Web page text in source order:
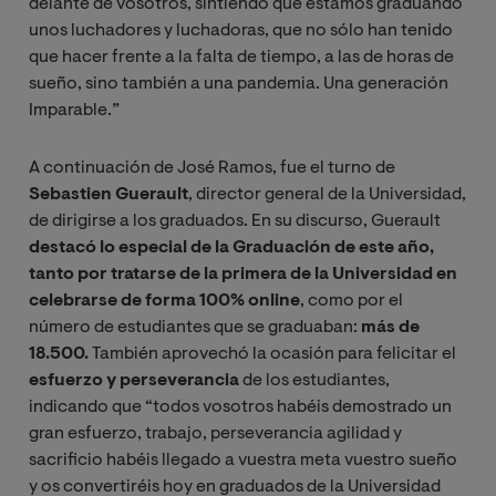
delante de vosotros, sintiendo que estamos graduando
unos luchadores y luchadoras, que no sólo han tenido
que hacer frente a la falta de tiempo, a las de horas de
sueño, sino también a una pandemia. Una generación
Imparable.”
A continuación de José Ramos, fue el turno de
Sebastien Guerault, director general de la Universidad,
de dirigirse a los graduados. En su discurso, Guerault
destacó lo especial de la Graduación de este año,
tanto por tratarse de la primera de la Universidad en
celebrarse de forma 100% online, como por el
número de estudiantes que se graduaban: más de
18.500. También aprovechó la ocasión para felicitar el
esfuerzo y perseveranciade los estudiantes,
indicando que “todos vosotros habéis demostrado un
gran esfuerzo, trabajo, perseverancia agilidad y
sacrificio habéis llegado a vuestra meta vuestro sueño
y os convertiréis hoy en graduados de la Universidad